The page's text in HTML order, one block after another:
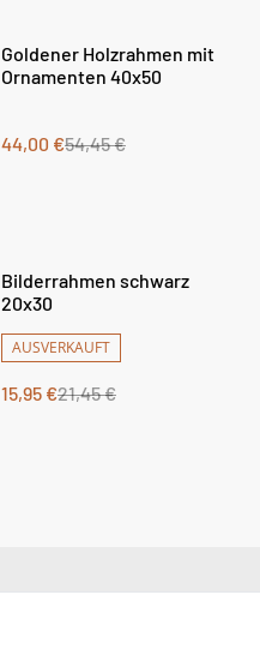
%
Goldener Holzrahmen mit
Ornamenten 40x50
44,00 €54,45 €
%
Bilderrahmen schwarz
20x30
AUSVERKAUFT
15,95 €21,45 €